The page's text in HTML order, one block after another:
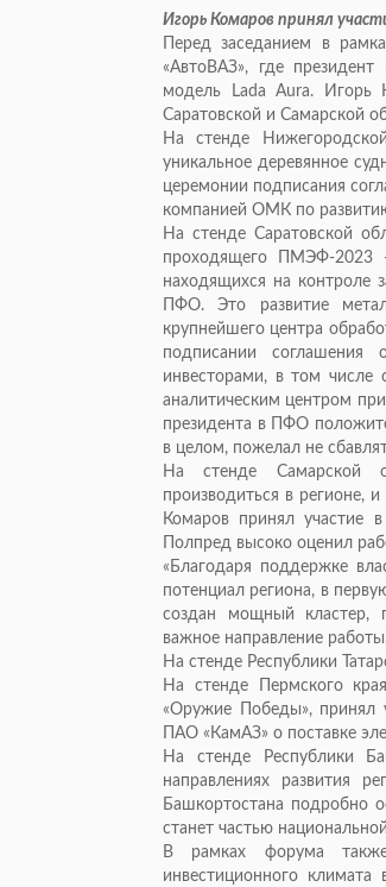
Игорь Комаров принял
Перед заседанием в
«АвтоВАЗ», где
модель Lada Aura. Игорь
Саратовской и Самарской
На стенде
уникальное деревянное
церемонии подписания
компанией ОМК по
На стенде Саратовской
проходящего ПМЭФ-2023
находящихся на контроле
ПФО. Это развитие
крупнейшего центра
подписании соглашения
инвесторами, в том числе
аналитическим центром
президента в ПФО
в целом, пожелал не
На стенде Самарской
производиться в регионе,
Комаров принял участие
Полпред высоко оценил
«Благодаря поддержке
потенциал региона, в
создан мощный кластер,
важное направление
На стенде Республики
На стенде Пермского
«Оружие Победы», принял
ПАО «КамАЗ» о поставке
На стенде Республики
направлениях развития
Башкортостана подробно
станет частью
В рамках форума также
инвестиционного